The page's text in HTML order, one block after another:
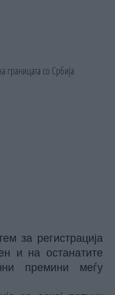
за регистрација
и на останатите
премини меѓу